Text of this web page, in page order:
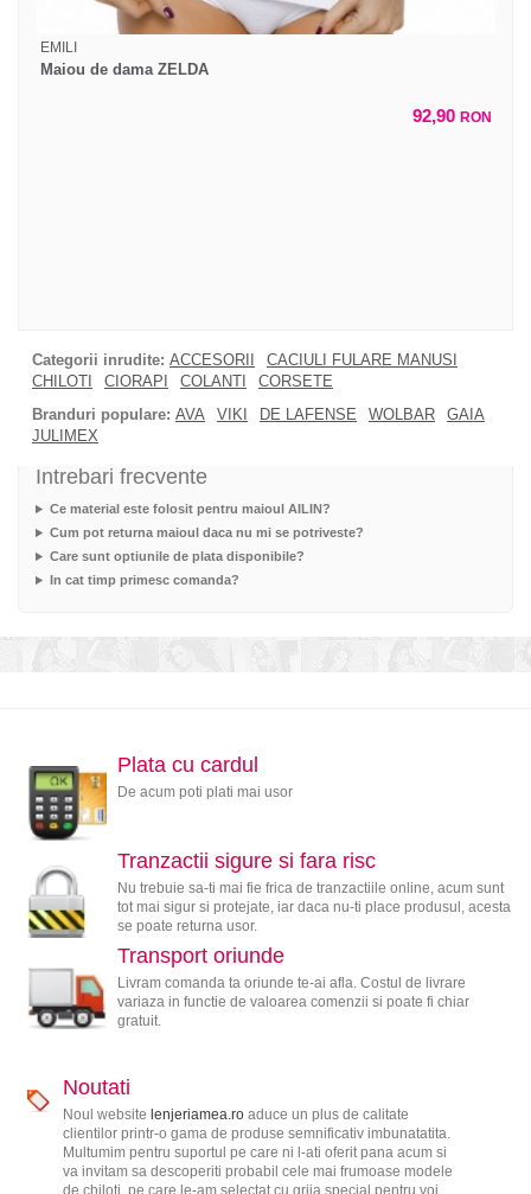
EMILI
Maiou de dama ZELDA
92,90 RON
Categorii inrudite: ACCESORII
CACIULI FULARE MANUSI
CHILOTI
CIORAPI COLANTI
CORSETE
Branduri populare: AVA VIKI DE LAFENSE WOLBAR
GAIA
JULIMEX
Intrebari frecvente
Ce material este folosit pentru maioul AILIN?
Cum pot returna maioul daca nu mi se potriveste?
Care sunt optiunile de plata disponibile?
In cat timp primesc comanda?
Plata cu cardul
De acum poti plati mai usor
Tranzactii sigure si fara risc
Nu trebuie sa-ti mai fie frica de tranzactiile online, acum sunt
tot mai sigur si protejate, iar daca nu-ti place produsul, acesta
se poate returna usor.
Transport oriunde
Livram comanda ta oriunde te-ai afla. Costul de livrare
variaza in functie de valoarea comenzii si poate fi chiar
gratuit.
Noutati
Noul website lenjeriamea.roaduce un plus de calitate
clientilor printr-o gama de produse semnificativ imbunatatita.
Multumim pentru suportul pe care ni l-ati oferit pana acum si
va invitam sa descoperiti probabil cele mai frumoase modele
de chiloti, pe care le-am selectat cu grija special pentru voi.